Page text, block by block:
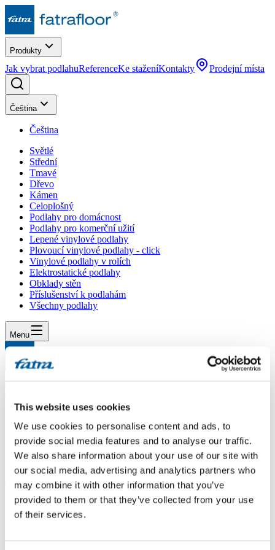
This website uses cookies
We use cookies to personalise content and ads, to
provide social media features and to analyse our traffic.
We also share information about your use of our site with
our social media, advertising and analytics partners who
may combine it with other information that you’ve
provided to them or that they’ve collected from your use
of their services.
Produkty
Jak vybrat podlahuReferenceKe staženíKontakty Prodejní místa
Čeština
Čeština
Světlé
Střední
Tmavé
Dřevo
Kámen
Celoplošný
Podlahy pro domácnost
Podlahy pro komerční užití
Lepené vinylové podlahy
Plovoucí vinylové podlahy - click
Vinylové podlahy v rolích
Elektrostatické podlahy
Obklady stěn
Příslušenství k podlahám
Všechny podlahy
Menu
Dotaz 338
Dotaz 338
Dotaz
Jakou sílu krytiny Elektrostatik zvolit do zubní ordinace?1,7 nebo 2
milimetry?Podle čeho vybrat tloušťku?Na co přihlédnout při výběru
tloušťky?Proč se vlastně dodávají ty dvě tloušťky?Díky.